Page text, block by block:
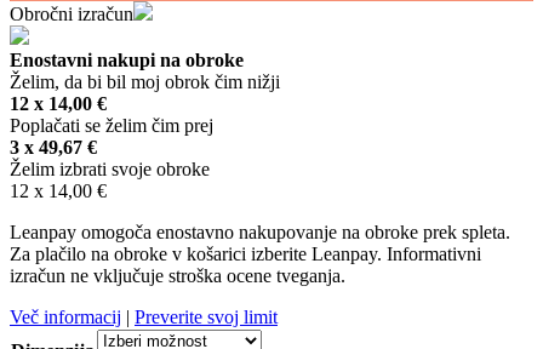
Obročni izračun
Enostavni nakupi na obroke
Želim, da bi bil moj obrok čim nižji
12 x 14,00 €
Poplačati se želim čim prej
3 x 49,67 €
Želim izbrati svoje obroke
12 x 14,00 €
Leanpay omogoča enostavno nakupovanje na obroke prek spleta.
Za plačilo na obroke v košarici izberite Leanpay. Informativni
izračun ne vključuje stroška ocene tveganja.
Več informacij | Preverite svoj limit